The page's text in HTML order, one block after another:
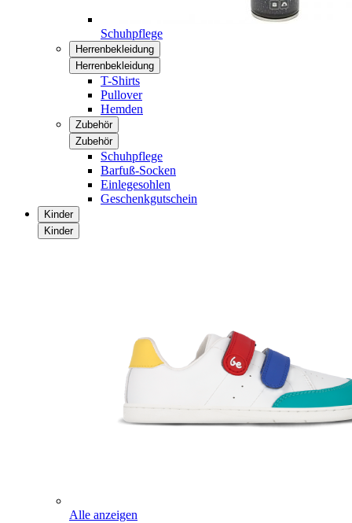
Schuhpflege
Herrenbekleidung
Herrenbekleidung
T-Shirts
Pullover
Hemden
Zubehör
Zubehör
Schuhpflege
Barfuß-Socken
Einlegesohlen
Geschenkgutschein
Kinder
Kinder
Alle anzeigen